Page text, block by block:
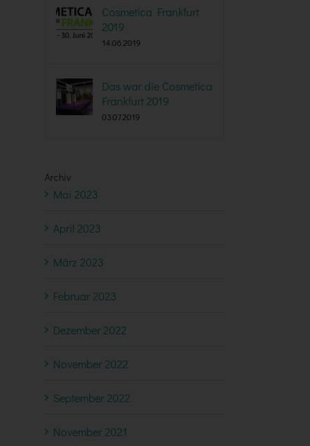
Cosmetica Frankfurt
2019
14.06.2019
Das war die Cosmetica
Frankfurt 2019
03.07.2019
Archiv
Mai 2023
April 2023
März 2023
Februar 2023
Dezember 2022
November 2022
September 2022
November 2021